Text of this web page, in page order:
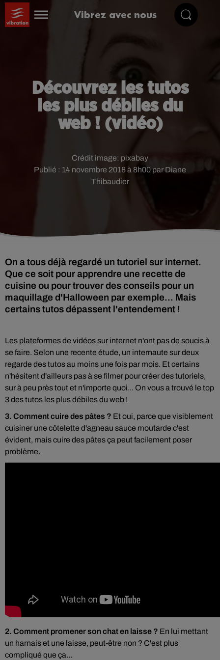
Vibrez avec nous
Découvrez les tutos
les plus débiles du
web ! (vidéo)
Publié : 14 novembre 2018 à 8h00 par Diane
Thibaudier
Crédit image: pixabay
On a tous déjà regardé un tutoriel sur internet.
Que ce soit pour apprendre une recette de
cuisine ou pour trouver des conseils pour un
maquillage d'Halloween par exemple... Mais
certains tutos dépassent l'entendement !
Les plateformes de vidéos sur internet n'ont pas de soucis à
se faire. Selon une recente étude, un internaute sur deux
regarde des tutos au moins une fois par mois. Et certains
n'hésitent d'ailleurs pas à se filmer pour créer des tutoriels,
sur à peu près tout et n'importe quoi... On vous a trouvé le top
3 des tutos les plus débiles du web !
3. Comment cuire des pâtes ? Et oui, parce que visiblement
cuisiner une côtelette d'agneau sauce moutarde c'est
évident, mais cuire des pâtes ça peut facilement poser
problème.
2. Comment promener son chat en laisse ? En lui mettant
un harnais et une laisse, peut-être non ? C'est plus
compliqué que ça...